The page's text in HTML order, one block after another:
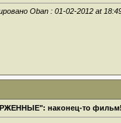
Oban : 01-02-2012 at
наконец-то